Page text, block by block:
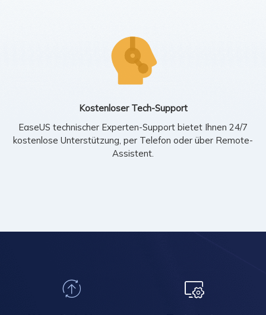
Kostenloser Tech-Support
EaseUS technischer Experten-Support bietet Ihnen 24/7
kostenlose Unterstützung, per Telefon oder über Remote-
Assistent.
 